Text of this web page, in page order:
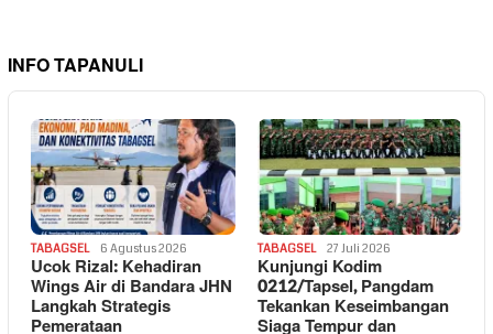
INFO TAPANULI
TABAGSEL 6 Agustus 2026
Ucok Rizal: Kehadiran
Wings Air di Bandara JHN
Langkah Strategis
Pemerataan
TABAGSEL 27 Juli 2026
Kunjungi Kodim
0212/Tapsel, Pangdam
Tekankan Keseimbangan
Siaga Tempur dan